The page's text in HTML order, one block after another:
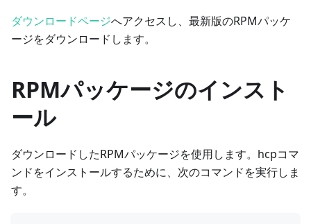
ダウンロードページへアクセスし、最新版のRPMパッケ
ージをダウンロードします。
RPMパッケージのインスト
ール
ダウンロードしたRPMパッケージを使用します。hcpコマ
ンドをインストールするために、次のコマンドを実行しま
す。